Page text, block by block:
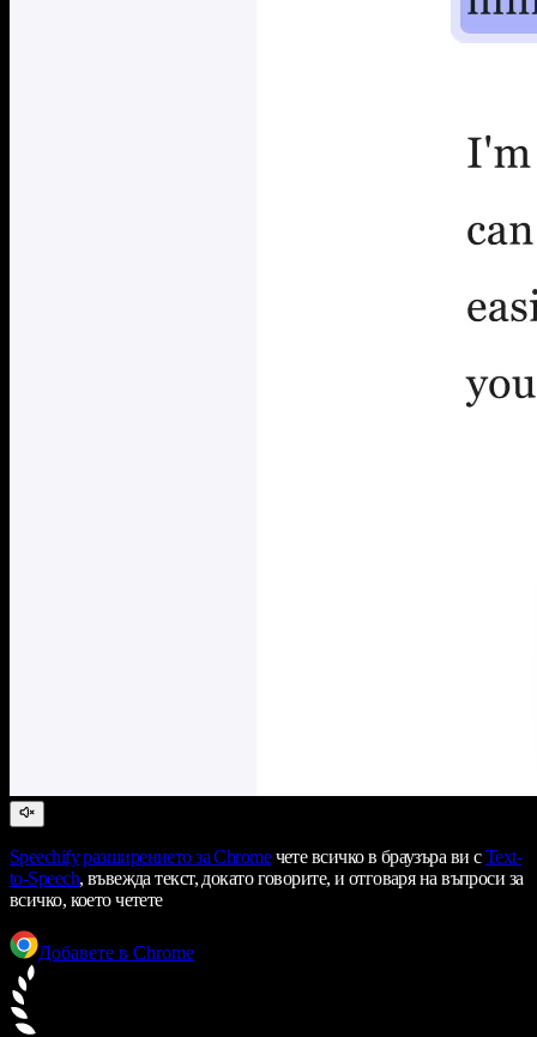
Speechify разширението за Chromeчете всичко в браузъра ви сText-
to-Speech, въвежда текст, докато говорите, и отговаря на въпроси за
всичко, което четете
Добавете в Chrome